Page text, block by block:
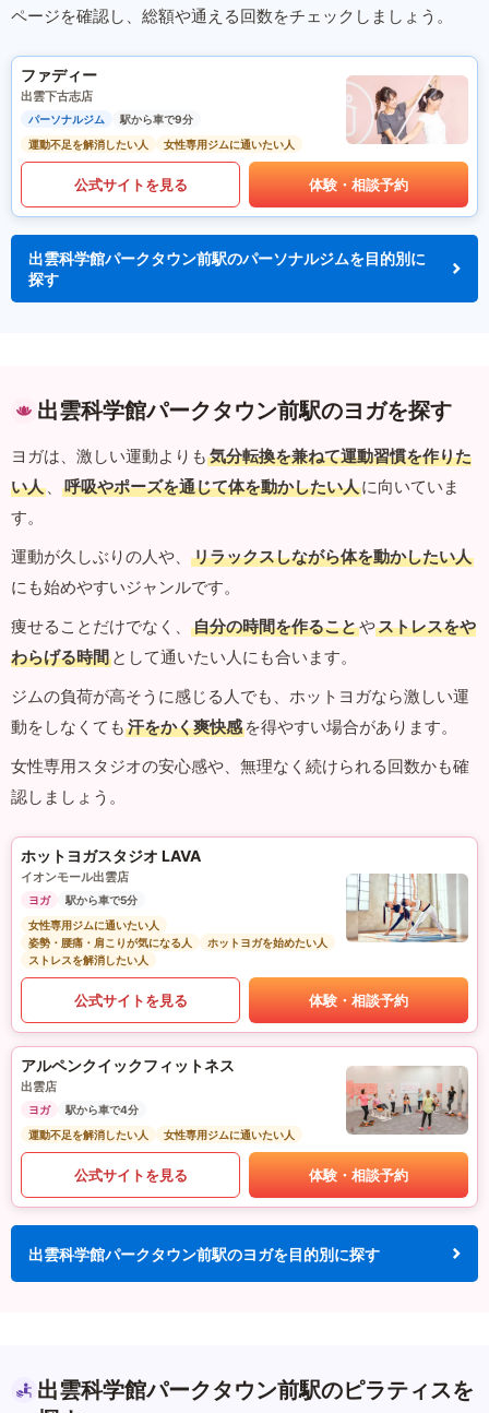
ページを確認し、総額や通える回数をチェックしましょう。
ファディー
出雲下古志店
パーソナルジム
駅から車で9分
運動不足を解消したい人
女性専用ジムに通いたい人
公式サイトを見る 体験・相談予約
出雲科学館パークタウン前駅のパーソナルジムを目的別に
探す
出雲科学館パークタウン前駅のヨガを探す
ヨガは、激しい運動よりも 気分転換を兼ねて運動習慣を作りた
い人 、 呼吸やポーズを通じて体を動かしたい人に向いていま
す。
運動が久しぶりの人や、
リラックスしながら体を動かしたい人
にも始めやすいジャンルです。
痩せることだけでなく、
自分の時間を作ることやストレスをや
わらげる時間 として通いたい人にも合います。
ジムの負荷が高そうに感じる人でも、ホットヨガなら激しい運
動をしなくても 汗をかく爽快感 を得やすい場合があります。
女性専用スタジオの安心感や、無理なく続けられる回数かも確
認しましょう。
ホットヨガスタジオ LAVA
イオンモール出雲店
ヨガ
駅から車で5分
女性専用ジムに通いたい人
姿勢・腰痛・肩こりが気になる人
ホットヨガを始めたい人
ストレスを解消したい人
公式サイトを見る 体験・相談予約
アルペンクイックフィットネス
出雲店
ヨガ
駅から車で4分
運動不足を解消したい人
女性専用ジムに通いたい人
公式サイトを見る 体験・相談予約
出雲科学館パークタウン前駅のヨガを目的別に探す
出雲科学館パークタウン前駅のピラティスを